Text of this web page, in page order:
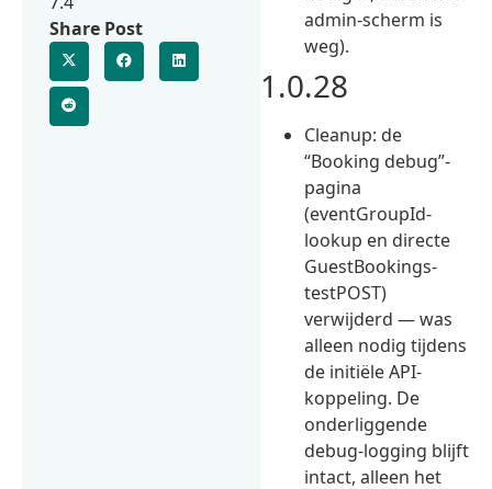
admin-scherm is
weg).
1.0.28
Cleanup: de
“Booking debug”-
pagina
(eventGroupId-
lookup en directe
GuestBookings-
testPOST)
verwijderd — was
alleen nodig tijdens
de initiële API-
koppeling. De
onderliggende
debug-logging blijft
intact, alleen het
Share Post